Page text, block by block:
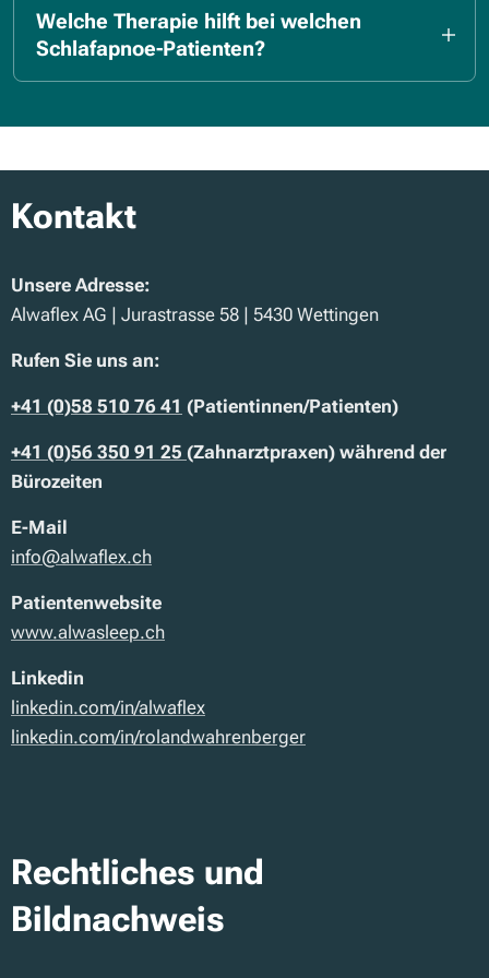
03_unterkieferprotrusionsschiene-bei-
obstruktiver-schlafapnoe_abschlussbericht_v2-
Welche Therapie hilft bei welchen
Schlafapnoe-Patienten?
Kontakt
Unsere Adresse:
Alwaflex AG | Jurastrasse 58 | 5430 Wettingen
Rufen Sie uns an:
+41 (0)58 510 76 41 (Patientinnen/Patienten)
+41 (0)56 350 91 25 (Zahnarztpraxen) während der
Bürozeiten
E-Mail
info@alwaflex.ch
Patientenwebsite
www.alwasleep.ch
Linkedin
linkedin.com/in/alwaflex
linkedin.com/in/rolandwahrenberger
Rechtliches und
Bildnachweis